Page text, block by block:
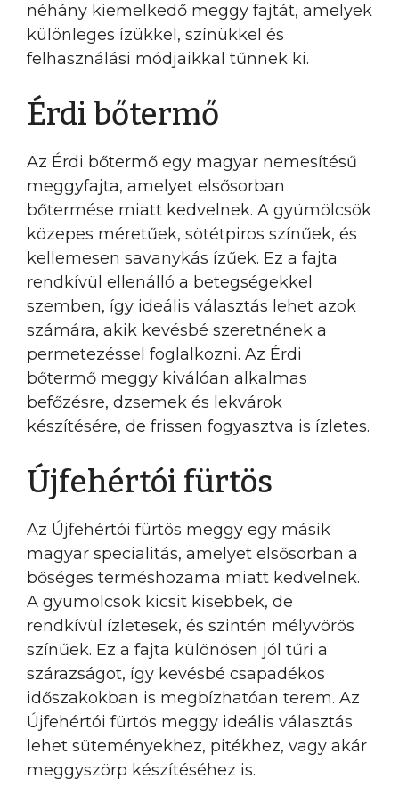
néhány kiemelkedő meggy fajtát, amelyek
különleges ízükkel, színükkel és
felhasználási módjaikkal tűnnek ki.
Érdi bőtermő
Az Érdi bőtermő egy magyar nemesítésű
meggyfajta, amelyet elsősorban
bőtermése miatt kedvelnek. A gyümölcsök
közepes méretűek, sötétpiros színűek, és
kellemesen savanykás ízűek. Ez a fajta
rendkívül ellenálló a betegségekkel
szemben, így ideális választás lehet azok
számára, akik kevésbé szeretnének a
permetezéssel foglalkozni. Az Érdi
bőtermő meggy kiválóan alkalmas
befőzésre, dzsemek és lekvárok
készítésére, de frissen fogyasztva is ízletes.
Újfehértói fürtös
Az Újfehértói fürtös meggy egy másik
magyar specialitás, amelyet elsősorban a
bőséges terméshozama miatt kedvelnek.
A gyümölcsök kicsit kisebbek, de
rendkívül ízletesek, és szintén mélyvörös
színűek. Ez a fajta különösen jól tűri a
szárazságot, így kevésbé csapadékos
időszakokban is megbízhatóan terem. Az
Újfehértói fürtös meggy ideális választás
lehet süteményekhez, pitékhez, vagy akár
meggyszörp készítéséhez is.